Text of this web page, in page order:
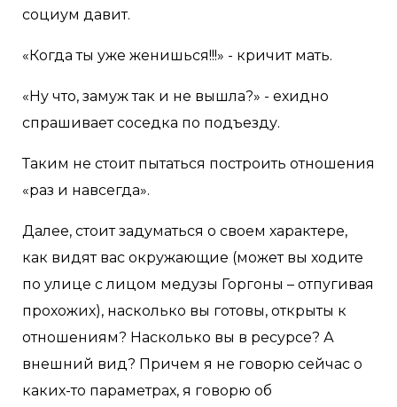
социум давит.
«Когда ты уже женишься!!!» - кричит мать.
«Ну что, замуж так и не вышла?» - ехидно
спрашивает соседка по подъезду.
Таким не стоит пытаться построить отношения
«раз и навсегда».
Далее, стоит задуматься о своем характере,
как видят вас окружающие (может вы ходите
по улице с лицом медузы Горгоны – отпугивая
прохожих), насколько вы готовы, открыты к
отношениям? Насколько вы в ресурсе? А
внешний вид? Причем я не говорю сейчас о
каких-то параметрах, я говорю об